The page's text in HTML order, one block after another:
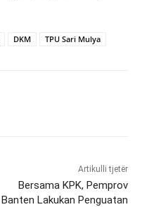
DKM TPU Sari Mulya
Artikulli tjetër
Bersama KPK, Pemprov
Banten Lakukan Penguatan